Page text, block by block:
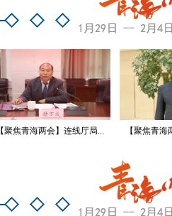
【聚焦青海两会】连线厅局... 【聚焦青